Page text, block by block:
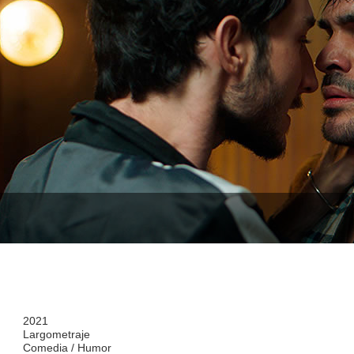
2021
Largometraje
Comedia / Humor